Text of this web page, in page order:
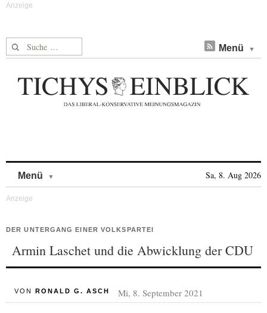
Suche nach: Menü
Menü Sa, 8. Aug 2026
DER UNTERGANG EINER VOLKSPARTEI
Armin Laschet und die Abwicklung der CDU
VON RONALD G. ASCH Mi, 8. September 2021